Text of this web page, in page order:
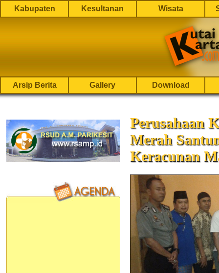
Kabupaten Kesultanan Wisata
Arsip Berita Gallery Download
Perusahaan
Merah
Keracunan